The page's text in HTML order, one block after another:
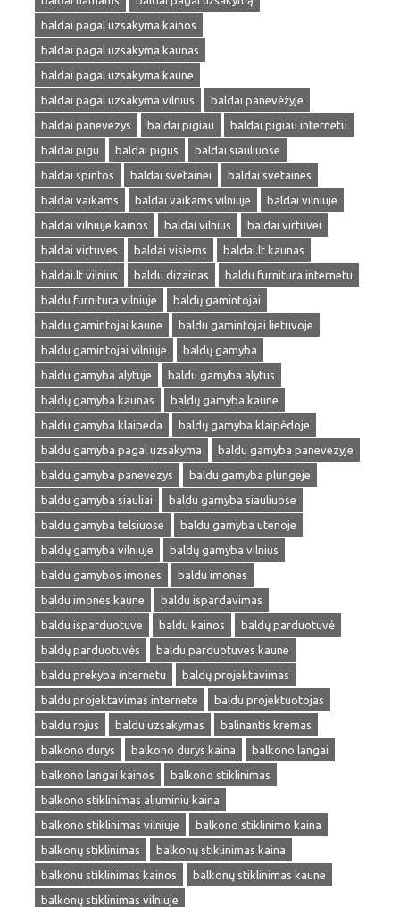
baldai pagal uzsakyma kainos
baldai pagal uzsakyma kaunas
baldai pagal uzsakyma kaune
baldai pagal uzsakyma vilnius
baldai panevėžyje
baldai panevezys
baldai pigiau
baldai pigiau internetu
baldai pigu
baldai pigus
baldai siauliuose
baldai spintos
baldai svetainei
baldai svetaines
baldai vaikams
baldai vaikams vilniuje
baldai vilniuje
baldai vilniuje kainos
baldai vilnius
baldai virtuvei
baldai virtuves
baldai visiems
baldai.lt kaunas
baldai.lt vilnius
baldu dizainas
baldu furnitura internetu
baldu furnitura vilniuje
baldų gamintojai
baldu gamintojai kaune
baldu gamintojai lietuvoje
baldu gamintojai vilniuje
baldų gamyba
baldu gamyba alytuje
baldu gamyba alytus
baldų gamyba kaunas
baldų gamyba kaune
baldu gamyba klaipeda
baldų gamyba klaipėdoje
baldu gamyba pagal uzsakyma
baldu gamyba panevezyje
baldu gamyba panevezys
baldu gamyba plungeje
baldu gamyba siauliai
baldu gamyba siauliuose
baldu gamyba telsiuose
baldu gamyba utenoje
baldų gamyba vilniuje
baldų gamyba vilnius
baldu gamybos imones
baldu imones
baldu imones kaune
baldu ispardavimas
baldu isparduotuve
baldu kainos
baldų parduotuvė
baldų parduotuvės
baldu parduotuves kaune
baldu prekyba internetu
baldų projektavimas
baldu projektavimas internete
baldu projektuotojas
baldu rojus
baldu uzsakymas
balinantis kremas
balkono durys
balkono durys kaina
balkono langai
balkono langai kainos
balkono stiklinimas
balkono stiklinimas aliuminiu kaina
balkono stiklinimas vilniuje
balkono stiklinimo kaina
balkonų stiklinimas
balkonų stiklinimas kaina
balkonu stiklinimas kainos
balkonų stiklinimas kaune
balkonų stiklinimas vilniuje